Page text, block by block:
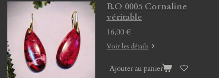
B.O 0005 Cornaline
véritable
16,00 €
Voir les détails
Ajouter au panier